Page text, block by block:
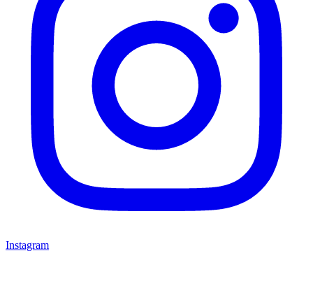
Instagram